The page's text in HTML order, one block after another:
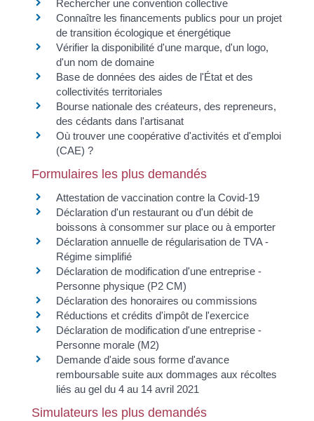
Rechercher une convention collective
Connaître les financements publics pour un projet
de transition écologique et énergétique
Vérifier la disponibilité d'une marque, d'un logo,
d'un nom de domaine
Base de données des aides de l'État et des
collectivités territoriales
Bourse nationale des créateurs, des repreneurs,
des cédants dans l'artisanat
Où trouver une coopérative d'activités et d'emploi
(CAE) ?
Formulaires les plus demandés
Attestation de vaccination contre la Covid‑19
Déclaration d'un restaurant ou d'un débit de
boissons à consommer sur place ou à emporter
Déclaration annuelle de régularisation de TVA -
Régime simplifié
Déclaration de modification d'une entreprise -
Personne physique (P2 CM)
Déclaration des honoraires ou commissions
Réductions et crédits d'impôt de l'exercice
Déclaration de modification d'une entreprise -
Personne morale (M2)
Demande d'aide sous forme d'avance
remboursable suite aux dommages aux récoltes
liés au gel du 4 au 14 avril 2021
Simulateurs les plus demandés